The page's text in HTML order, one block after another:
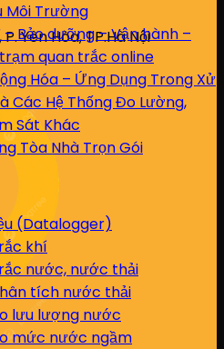
Yên Hòa, TP.Hà Nội
Môi Trường
Bảo dưỡng – Vận hành –
quan trắc online
Hóa – Ứng Dụng Trong Xử
Các Hệ Thống Đo Lường,
Sát Khác
Tòa Nhà Trọn Gói
(Datalogger)
khí
nước, nước thải
tích nước thải
lưu lượng nước
mức nước ngầm